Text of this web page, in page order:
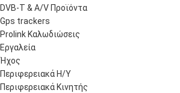
DVB-T & A/V Προϊόντα
Gps trackers
Prolink Καλωδιώσεις
Εργαλεία
Ήχος
Περιφερειακά Η/Υ
Περιφερειακά Κινητής